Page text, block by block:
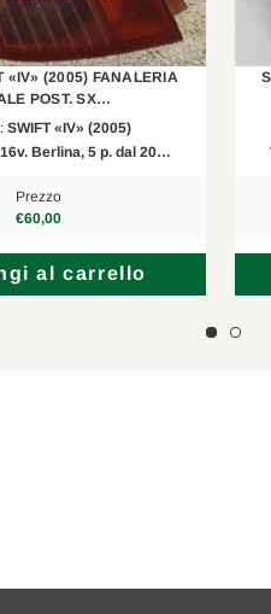
«IV» (2005) FANALERIA
POST. SX…
SWIFT «IV» (2005)
Berlina, 5 p. dal 20…
Prezzo
€60,00
al carrello